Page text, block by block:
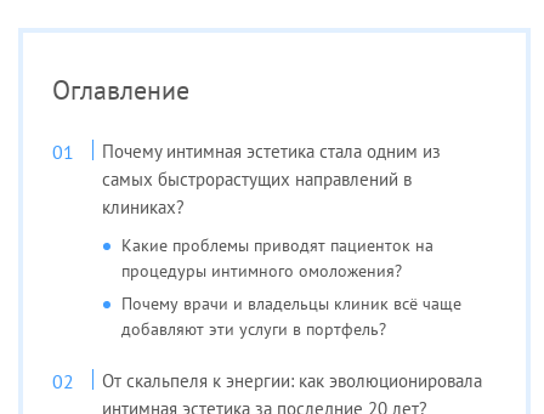
Оглавление
Почему интимная эстетика стала одним из
самых быстрорастущих направлений в
клиниках?
Какие проблемы приводят пациенток на
процедуры интимного омоложения?
Почему врачи и владельцы клиник всё чаще
добавляют эти услуги в портфель?
От скальпеля к энергии: как эволюционировала
интимная эстетика за последние 20 лет?